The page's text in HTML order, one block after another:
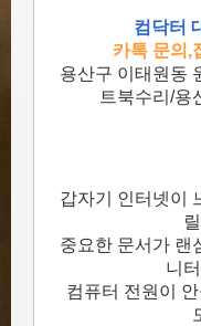
컴닥터
카톡 문의,
용산구 이태원동
트북수리/용
갑자기 인터넷이
중요한 문서가 랜
니
컴퓨터 전원이